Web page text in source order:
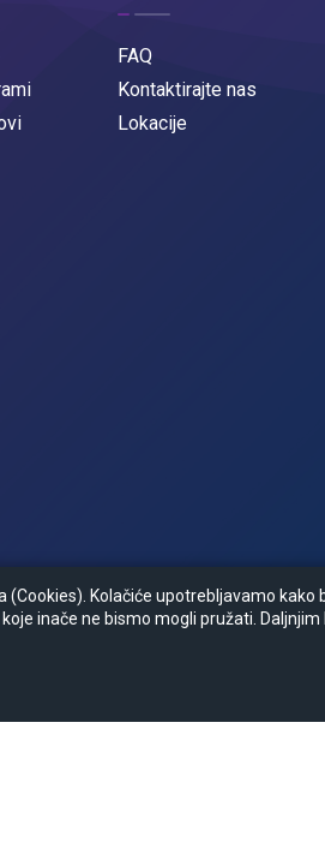
FAQ
Kontaktirajte nas
Lokacije
Kolačiće upotrebljavamo
inače ne bismo mogli pružati.